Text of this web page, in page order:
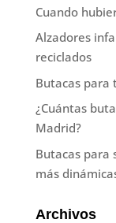
Cuando
Alzadores
reciclados
Butacas para
¿Cuántas
Madrid?
Butacas para
más
Archivos